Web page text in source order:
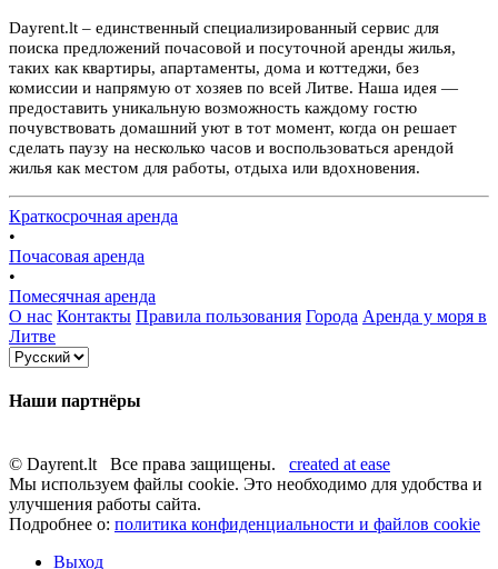
Dayrent.lt – единственный специализированный сервис для
поиска предложений почасовой и посуточной аренды жилья,
таких как квартиры, апартаменты, дома и коттеджи, без
комиссии и напрямую от хозяев по всей Литве. Наша идея —
предоставить уникальную возможность каждому гостю
почувствовать домашний уют в тот момент, когда он решает
сделать паузу на несколько часов и воспользоваться арендой
жилья как местом для работы, отдыха или вдохновения.
Краткосрочная аренда
•
Почасовая аренда
•
Помесячная аренда
О нас Контакты Правила пользования Города Аренда у моря в
Литве
Наши партнёры
© Dayrent.lt Все права защищены. created at ease
Мы используем файлы cookie. Это необходимо для удобства и
улучшения работы сайта.
Подробнее о: политика конфиденциальности и файлов cookie
Выход